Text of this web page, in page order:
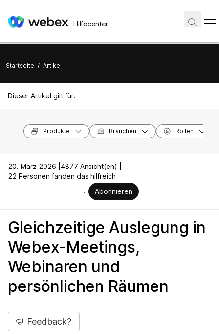
Hilfecenter
Startseite / Artikel
Dieser Artikel gilt für:
Produkte Branchen Rollen
20. März 2026 | 4877 Ansicht(en) |
22 Personen fanden das hilfreich
Abonnieren
Gleichzeitige Auslegung in
Webex-Meetings,
Webinaren und
persönlichen Räumen
Feedback?